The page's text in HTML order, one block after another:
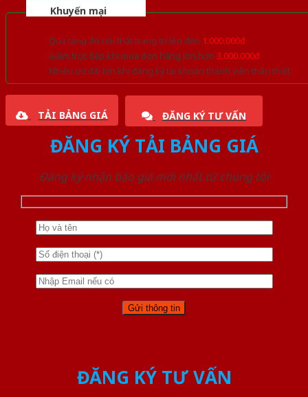
Khuyến mại
Quà tặng đồ nội thất trang trí lên đến 1.000.000đ
Giảm trực tiếp khi mua đơn hàng lớn hơn 3.000.000đ
Nhiều ưu đãi lớn khi đăng ký tài khoản thành viên thân thiết
TẢI BẢNG GIÁ ĐĂNG KÝ TƯ VẤN
ĐĂNG KÝ TẢI BẢNG GIÁ
Đăng ký nhận báo giá mới nhất từ chúng tôi
ĐĂNG KÝ TƯ VẤN